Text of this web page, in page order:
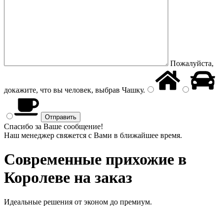
Пожалуйста,
докажите, что вы человек, выбрав Чашку.
Спасибо за Ваше сообщение!
Наш менеджер свяжется с Вами в ближайшее время.
Современные прихожие в
Королеве на заказ
Идеальные решения от эконом до премиум.